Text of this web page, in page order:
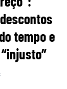
tempo e